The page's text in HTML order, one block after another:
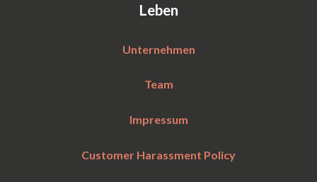
Leben
Unternehmen
Team
Impressum
Customer Harassment Policy